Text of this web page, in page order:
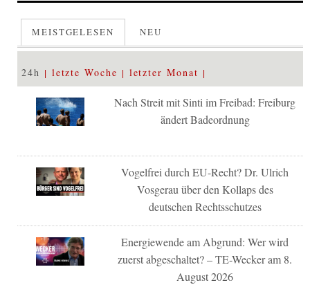
MEISTGELESEN NEU
24h letzte Woche letzter Monat
Nach Streit mit Sinti im Freibad: Freiburg
ändert Badeordnung
Vogelfrei durch EU-Recht? Dr. Ulrich
Vosgerau über den Kollaps des
deutschen Rechtsschutzes
Energiewende am Abgrund: Wer wird
zuerst abgeschaltet? – TE-Wecker am 8.
August 2026